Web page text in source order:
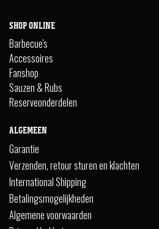
SHOP ONLINE
Barbecue's
Accessoires
Fanshop
Sauzen & Rubs
Reserveonderdelen
ALGEMEEN
Garantie
Verzenden, retour sturen en klachten
International Shipping
Betalingsmogelijkheden
Algemene voorwaarden